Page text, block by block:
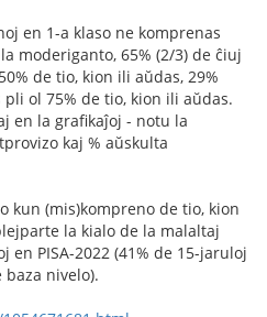
en 1-a klaso ne komprenas
moderiganto, 65% (2/3) de ĉiuj
de tio, kion ili aŭdas, 29%
ol 75% de tio, kion ili aŭdas.
en la grafikaĵoj - notu la
kaj % aŭskulta
kun (mis)kompreno de tio, kion
la kialo de la malaltaj
PISA-2022 (41% de 15-jaruloj
nivelo).